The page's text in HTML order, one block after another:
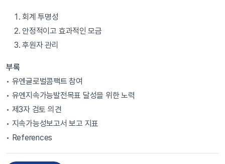
회계 투명성
안정적이고 효과적인 모금
후원자 관리
부록
• 유엔글로벌콤팩트 참여
• 유엔지속가능발전목표 달성을 위한 노력
• 제3자 검토 의견
• 지속가능성보고서 보고 지표
• References